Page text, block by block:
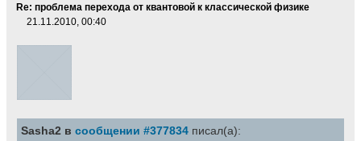
Re: проблема перехода от квантовой к классической физике
21.11.2010, 00:40
Sasha2 в сообщении #377834 писал(а):